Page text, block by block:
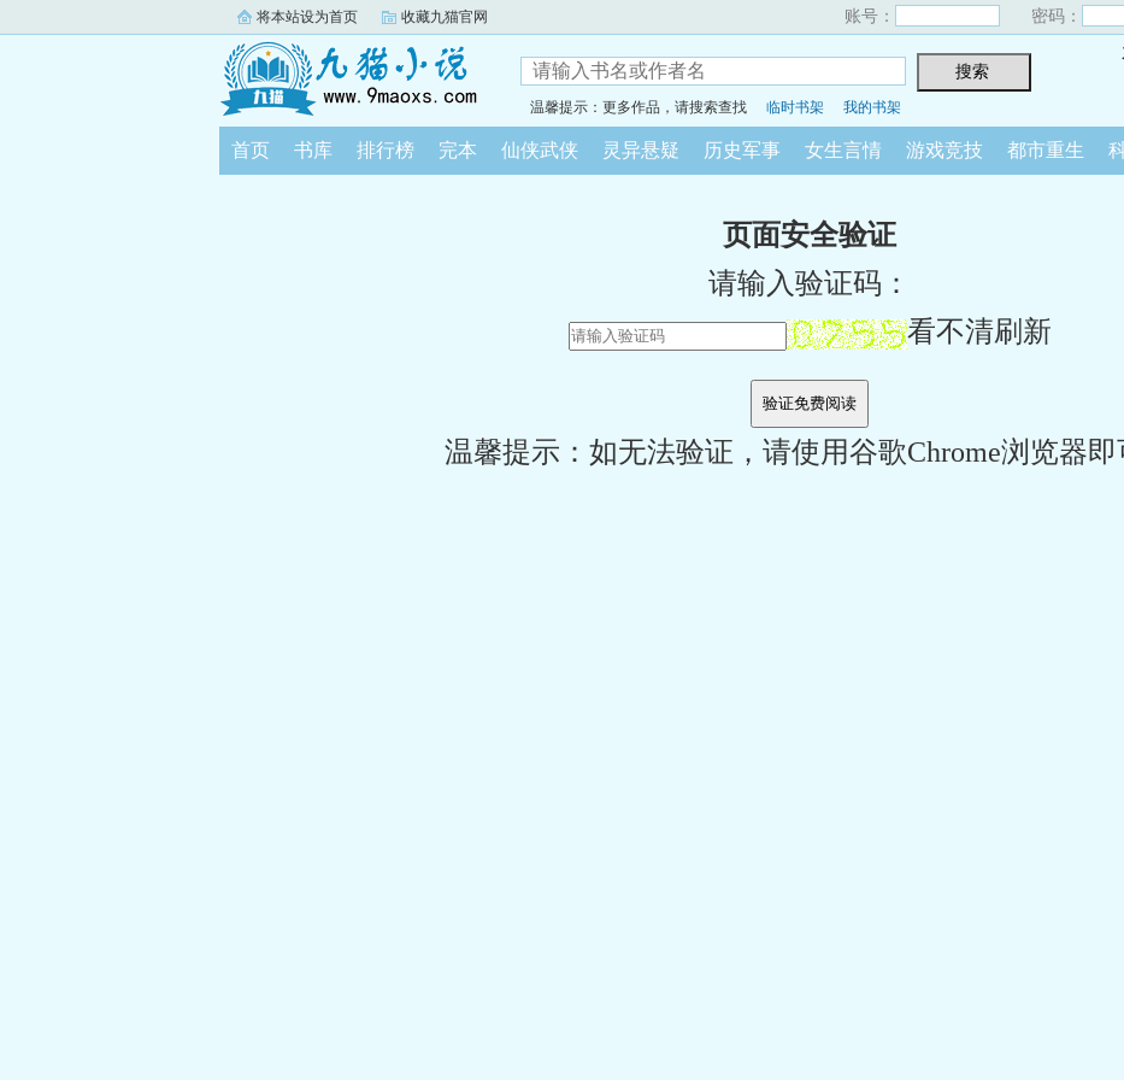
将本站设为首页 收藏九猫官网 账号： 密码：
温馨提示：更多作品，请搜索查找 临时书架 我的书架
首页 书库 排行榜 完本 仙侠武侠 灵异悬疑 历史军事 女生言情 游戏竞技 都市重生
页面安全验证
请输入验证码：
看不清刷新
温馨提示：如无法验证，请使用谷歌Chrome浏览器即